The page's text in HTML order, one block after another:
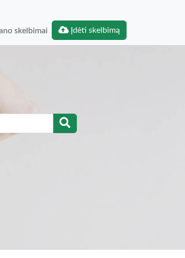
skelbimai Įdėti skelbimą